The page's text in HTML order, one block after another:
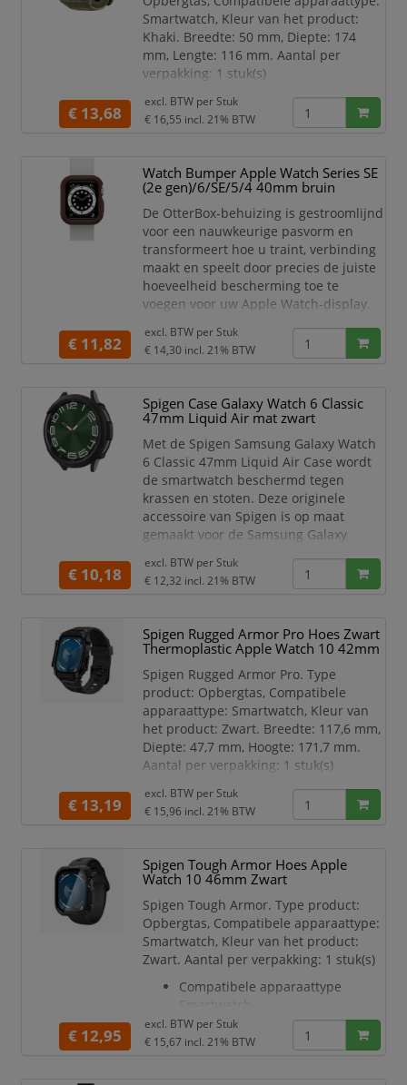
Schokbestendig
Gesp kleur Zwart
Smartwatch, Kleur van het product:
Khaki. Breedte: 50 mm, Diepte: 174
mm, Lengte: 116 mm. Aantal per
verpakking: 1 stuk(s)
Met de Rugged Armor™ Pro Case geef
je je Apple Watch een stoere look! De
een schokabsorberende werking. TPU
staat bekend om de hoge flexibiliteit,
ook bij lage temperaturen, e
€ 13,68
excl. BTW per Stuk
€ 16,55 incl. 21% BTW
Watch Bumper Apple Watch Series SE
(2e gen)/6/SE/5/4 40mm bruin
De OtterBox-behuizing is gestroomlijnd
voor een nauwkeurige pasvorm en
transformeert hoe u traint, verbinding
maakt en speelt door precies de juiste
hoeveelheid bescherming toe te
voegen voor uw Apple Watch-display.
meer een oproep of sms en
maximaliseer elke activiteit zonder je
Apple Watch-scherm. De gladde
randen van de OtterBox Case
blokkeren de kracht van impact en bed
€ 11,82
excl. BTW per Stuk
€ 14,30 incl. 21% BTW
Spigen Case Galaxy Watch 6 Classic
47mm Liquid Air mat zwart
Met de Spigen Samsung Galaxy Watch
6 Classic 47mm Liquid Air Case wordt
de smartwatch beschermd tegen
krassen en stoten. Deze originele
accessoire van Spigen is op maat
gemaakt voor de Samsung Galaxy
uitsparingen voor poorten, knoppen en
de hartslagsensor. Bovendien is het
op te laden zonder het Samsung
Galaxy Watch 6 Classic 47mm hoesje te
verwijderen. De Spigen Liquid Air
€ 10,18
excl. BTW per Stuk
€ 12,32 incl. 21% BTW
Spigen Rugged Armor Pro Hoes Zwart
Thermoplastic Apple Watch 10 42mm
Spigen Rugged Armor Pro. Type
product: Opbergtas, Compatibele
apparaattype: Smartwatch, Kleur van
het product: Zwart. Breedte: 117,6 mm,
Diepte: 47,7 mm, Hoogte: 171,7 mm.
Aantal per verpakking: 1 stuk(s)
Compatibele apparaattype
Smartwatch
Merkcompatibiliteit Apple
Materiaal Thermoplastic
polyurethaan (TPU)
Veiligheidsfunties
Schokbestendig
Kleurnaam Matte
€ 13,19
excl. BTW per Stuk
€ 15,96 incl. 21% BTW
Spigen Tough Armor Hoes Apple
Watch 10 46mm Zwart
Spigen Tough Armor. Type product:
Opbergtas, Compatibele apparaattype:
Smartwatch, Kleur van het product:
Zwart. Aantal per verpakking: 1 stuk(s)
Compatibele apparaattype
Smartwatch
Type product Opbergtas
Kleur van het product Zwart
€ 12,95
excl. BTW per Stuk
€ 15,67 incl. 21% BTW